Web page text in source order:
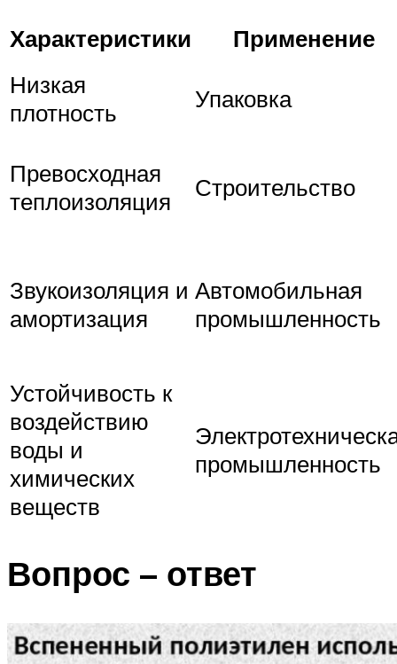
Характеристики
Применение
Низкая
плотность
Упаковка
Превосходная
теплоизоляция
Строительство
Звукоизоляция и
амортизация
Автомобильная
промышленность
Устойчивость к
воздействию
воды и
химических
веществ
промышленность
Вопрос – ответ